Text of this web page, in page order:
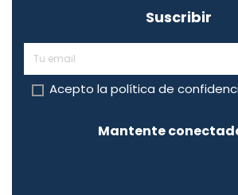
Suscribir
Acepto la política de
Mantente